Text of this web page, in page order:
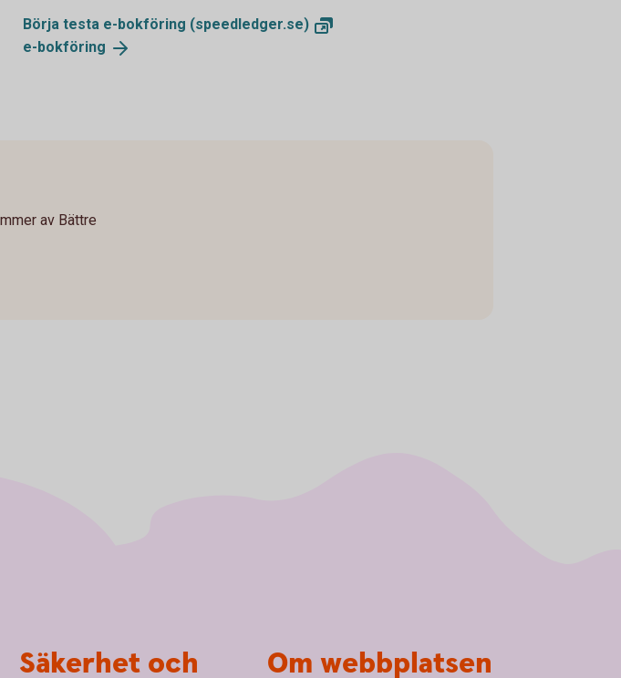
Börja testa e-bokföring (speedledger.se)
e-bokföring
av Bättre
Säkerhet och Om webbplatsen